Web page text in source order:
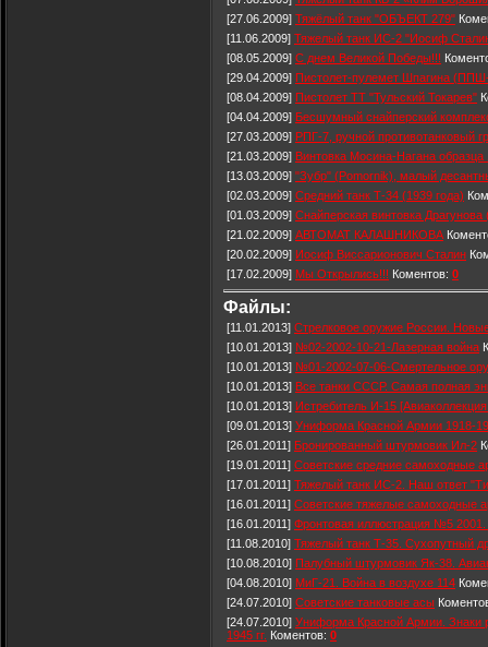
[27.06.2009] Тяжёлый танк "ОБЪЕКТ 279"
[11.06.2009] Тяжелый танк ИС-2 "Иосиф
[08.05.2009] С днем Великой Победы!!!
[29.04.2009] Пистолет-пулемет Шпагина
[08.04.2009] Пистолет ТТ "Тульский Токарев"
[04.04.2009] Бесшумный снайперский
[27.03.2009] РПГ-7, ручной противотанковый
[21.03.2009] Винтовка Мосина-Нагана образца
[13.03.2009] "Зубр" (Pomornik), малый
[02.03.2009] Средний танк Т-34 (1939 года)
[01.03.2009] Снайперская винтовка
[21.02.2009] АВТОМАТ КАЛАШНИКОВА
[20.02.2009] Иосиф Виссарионович Сталин
[17.02.2009] Мы Открылись!!! Коментов: 0
Файлы:
[11.01.2013] Стрелковое оружие России.
[10.01.2013] №02-2002-10-21-Лазерная война
[10.01.2013] №01-2002-07-06-Смертельное
[10.01.2013] Все танки СССР. Самая полная
[10.01.2013] Истребитель И-15
[09.01.2013] Униформа Красной Армии 1918-
[26.01.2011] Бронированный штурмовик Ил-2
[19.01.2011] Советские средние самоходные
[17.01.2011] Тяжелый танк ИС-2. Наш ответ
[16.01.2011] Советские тяжелые самоходные
[16.01.2011] Фронтовая иллюстрация №5 2001.
[11.08.2010] Тяжелый танк Т-35. Сухопутный
[10.08.2010] Палубный штурмовик Як-38.
[04.08.2010] МиГ-21. Война в воздухе 114
[24.07.2010] Советские танковые асы
[24.07.2010] Униформа Красной Армии. Знаки
1945 гг. Коментов: 0